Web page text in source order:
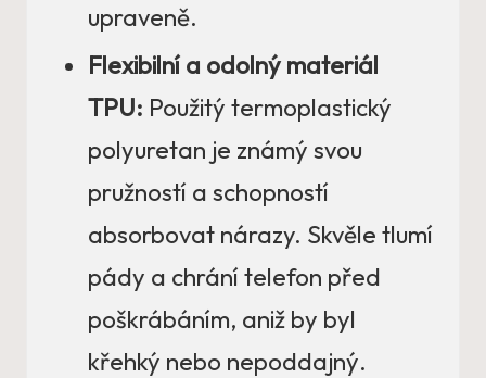
upraveně.
Flexibilní a odolný materiál
TPU: Použitý termoplastický
polyuretan je známý svou
pružností a schopností
absorbovat nárazy. Skvěle tlumí
pády a chrání telefon před
poškrábáním, aniž by byl
křehký nebo nepoddajný.